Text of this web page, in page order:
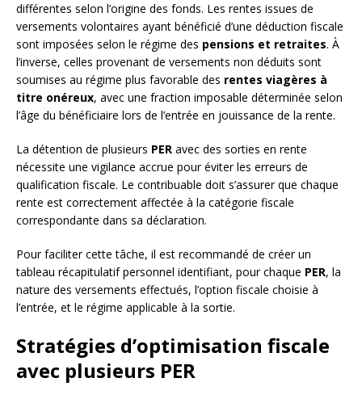
différentes selon l’origine des fonds. Les rentes issues de
versements volontaires ayant bénéficié d’une déduction fiscale
sont imposées selon le régime des pensions et retraites. À
l’inverse, celles provenant de versements non déduits sont
soumises au régime plus favorable des rentes viagères à
titre onéreux, avec une fraction imposable déterminée selon
l’âge du bénéficiaire lors de l’entrée en jouissance de la rente.
La détention de plusieurs PER avec des sorties en rente
nécessite une vigilance accrue pour éviter les erreurs de
qualification fiscale. Le contribuable doit s’assurer que chaque
rente est correctement affectée à la catégorie fiscale
correspondante dans sa déclaration.
Pour faciliter cette tâche, il est recommandé de créer un
tableau récapitulatif personnel identifiant, pour chaque PER, la
nature des versements effectués, l’option fiscale choisie à
l’entrée, et le régime applicable à la sortie.
Stratégies d’optimisation fiscale
avec plusieurs PER